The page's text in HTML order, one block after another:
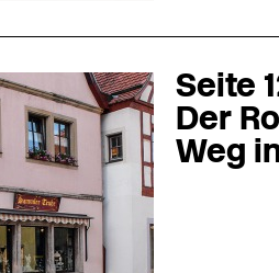
Seite
Der
Weg